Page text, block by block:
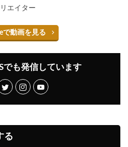
エイター
で動画を見る
でも発信しています
る